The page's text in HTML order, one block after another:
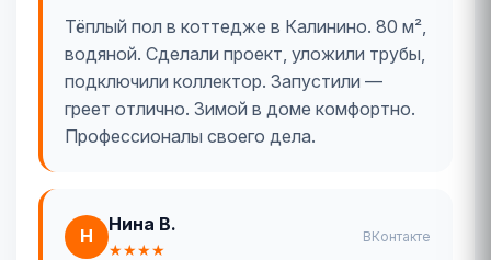
Тёплый пол в коттедже в Калинино. 80 м²,
водяной. Сделали проект, уложили трубы,
подключили коллектор. Запустили —
греет отлично. Зимой в доме комфортно.
Профессионалы своего дела.
Н
Нина В.
★★★★
ВКонтакте